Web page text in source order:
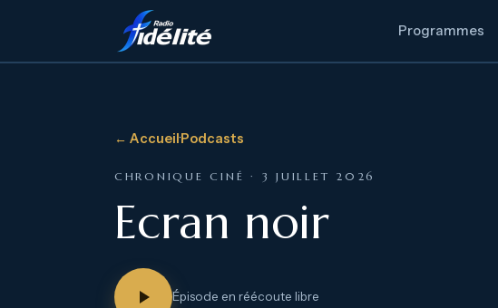
Programmes
← Accueil·Podcasts
CHRONIQUE CINÉ · 3 JUILLET 2026
Ecran noir
Épisode en réécoute libre